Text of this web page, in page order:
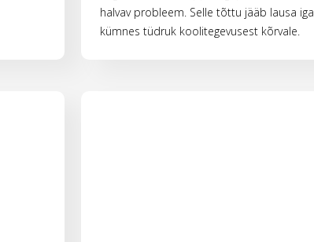
halvav probleem. Selle tõttu jääb lausa iga
kümnes tüdruk koolitegevusest kõrvale.